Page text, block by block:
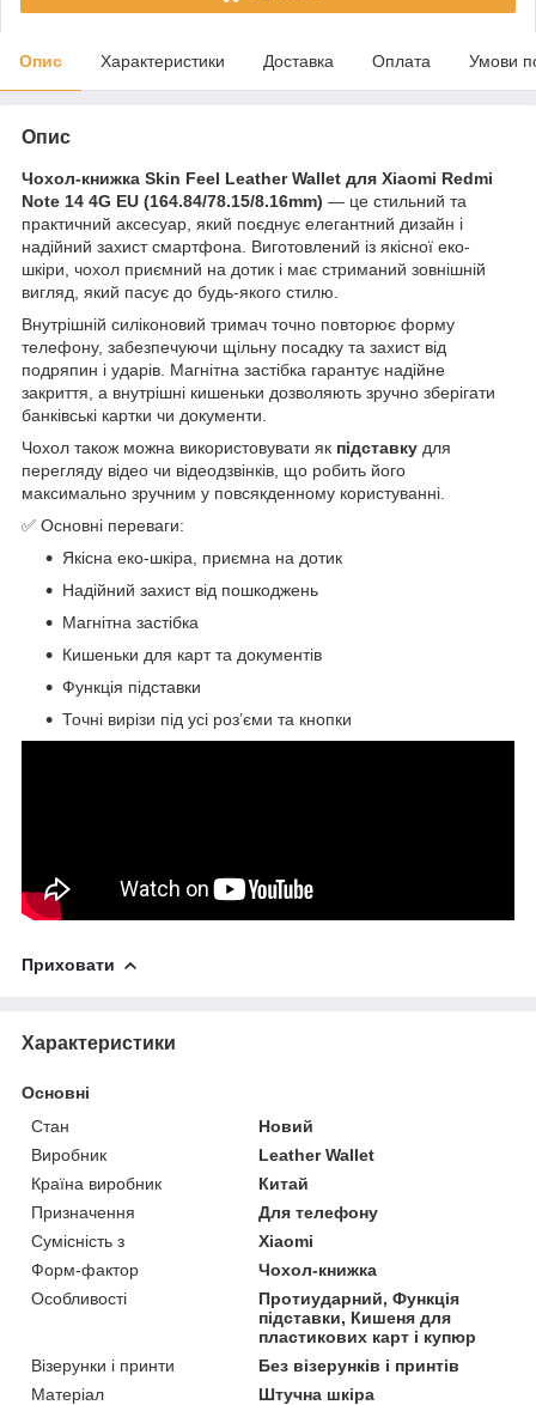
Опис Характеристики Доставка Оплата Умови
Опис
Чохол-книжка Skin Feel Leather Wallet для Xiaomi Redmi
Note 14 4G EU (164.84/78.15/8.16mm) — це стильний та
практичний аксесуар, який поєднує елегантний дизайн і
надійний захист смартфона. Виготовлений із якісної еко-
шкіри, чохол приємний на дотик і має стриманий зовнішній
вигляд, який пасує до будь-якого стилю.
Внутрішній силіконовий тримач точно повторює форму
телефону, забезпечуючи щільну посадку та захист від
подряпин і ударів. Магнітна застібка гарантує надійне
закриття, а внутрішні кишеньки дозволяють зручно зберігати
банківські картки чи документи.
Чохол також можна використовувати як підставку для
перегляду відео чи відеодзвінків, що робить його
максимально зручним у повсякденному користуванні.
✅ Основні переваги:
Якісна еко-шкіра, приємна на дотик
Надійний захист від пошкоджень
Магнітна застібка
Кишеньки для карт та документів
Функція підставки
Точні вирізи під усі роз’єми та кнопки
Приховати
Характеристики
Основні
Стан
Новий
Виробник
Leather Wallet
Країна виробник
Китай
Призначення
Для телефону
Сумісність з
Xiaomi
Форм-фактор
Чохол-книжка
Особливості
Протиударний, Функція
підставки, Кишеня для
пластикових карт і купюр
Візерунки і принти
Без візерунків і принтів
Матеріал
Штучна шкіра